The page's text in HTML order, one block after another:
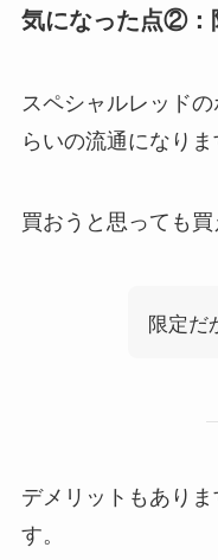
気になった点②：
スペシャルレッド
らいの流通になりま
買おうと思っても買
限定だ
デメリットもあり
す。